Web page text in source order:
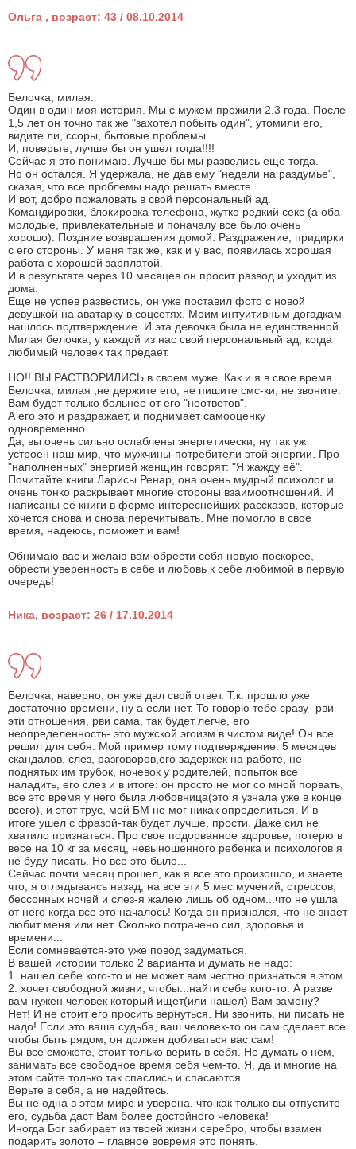
Ольга , возраст: 43 / 08.10.2014
Белочка, милая.
Один в один моя история. Мы с мужем прожили 2,3 года. После
1,5 лет он точно так же "захотел побыть один", утомили его,
видите ли, ссоры, бытовые проблемы.
И, поверьте, лучше бы он ушел тогда!!!!
Сейчас я это понимаю. Лучше бы мы развелись еще тогда.
Но он остался. Я удержала, не дав ему "недели на раздумье",
сказав, что все проблемы надо решать вместе.
И вот, добро пожаловать в свой персональный ад.
Командировки, блокировка телефона, жутко редкий секс (а оба
молодые, привлекательные и поначалу все было очень
хорошо). Поздние возвращения домой. Раздражение, придирки
с его стороны. У меня так же, как и у вас, появилась хорошая
работа с хорошей зарплатой.
И в результате через 10 месяцев он просит развод и уходит из
дома.
Еще не успев развестись, он уже поставил фото с новой
девушкой на аватарку в соцсетях. Моим интуитивным догадкам
нашлось подтверждение. И эта девочка была не единственной.
Милая белочка, у каждой из нас свой персональный ад, когда
любимый человек так предает.
НО!! ВЫ РАСТВОРИЛИСЬ в своем муже. Как и я в свое время.
Белочка, милая ,не держите его, не пишите смс-ки, не звоните.
Вам будет только больнее от его "неответов".
А его это и раздражает, и поднимает самооценку
одновременно.
Да, вы очень сильно ослаблены энергетически, ну так уж
устроен наш мир, что мужчины-потребители этой энергии. Про
"наполненных" энергией женщин говорят: "Я жажду её".
Почитайте книги Ларисы Ренар, она очень мудрый психолог и
очень тонко раскрывает многие стороны взаимоотношений. И
написаны её книги в форме интереснейших рассказов, которые
хочется снова и снова перечитывать. Мне помогло в свое
время, надеюсь, поможет и вам!
Обнимаю вас и желаю вам обрести себя новую поскорее,
обрести уверенность в себе и любовь к себе любимой в первую
очередь!
Ника, возраст: 26 / 17.10.2014
Белочка, наверно, он уже дал свой ответ. Т.к. прошло уже
достаточно времени, ну а если нет. То говорю тебе сразу- рви
эти отношения, рви сама, так будет легче, его
неопределенность- это мужской эгоизм в чистом виде! Он все
решил для себя. Мой пример тому подтверждение: 5 месяцев
скандалов, слез, разговоров,его задержек на работе, не
поднятых им трубок, ночевок у родителей, попыток все
наладить, его слез и в итоге: он просто не мог со мной порвать,
все это время у него была любовница(это я узнала уже в конце
всего), и этот трус, мой БМ не мог никак определиться. И в
итоге ушел с фразой-так будет лучше, прости. Даже сил не
хватило признаться. Про свое подорванное здоровье, потерю в
весе на 10 кг за месяц, невыношенного ребенка и психологов я
не буду писать. Но все это было...
Сейчас почти месяц прошел, как я все это произошло, и знаете
что, я оглядываясь назад, на все эти 5 мес мучений, стрессов,
бессонных ночей и слез-я жалею лишь об одном...что не ушла
от него когда все это началось! Когда он признался, что не знает
любит меня или нет. Сколько потрачено сил, здоровья и
времени...
Если сомневается-это уже повод задуматься.
В вашей истории только 2 варианта и думать не надо:
1. нашел себе кого-то и не может вам честно признаться в этом.
2. хочет свободной жизни, чтобы...найти себе кого-то. А разве
вам нужен человек который ищет(или нашел) Вам замену?
Нет! И не стоит его просить вернуться. Ни звонить, ни писать не
надо! Если это ваша судьба, ваш человек-то он сам сделает все
чтобы быть рядом, он должен добиваться вас сам!
Вы все сможете, стоит только верить в себя. Не думать о нем,
занимать все свободное время себя чем-то. Я, да и многие на
этом сайте только так спаслись и спасаются.
Верьте в себя, а не надейтесь.
Вы не одна в этом мире и уверена, что как только вы отпустите
его, судьба даст Вам более достойного человека!
Иногда Бог забирает из твоей жизни серебро, чтобы взамен
подарить золото – главное вовремя это понять.